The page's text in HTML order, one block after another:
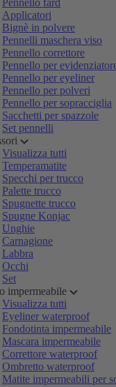
Pennello fard
Applicatori
Bignè in polvere
Pennelli maschera viso
Pennello correttore
Pennello per
Pennello per eyeliner
Pennello per polveri
Pennello per sopracciglia
Sacchetti per spazzole
Set pennelli
Visualizza tutti
Temperamatite
Specchi per trucco
Palette trucco
Spugnette trucco
Spugne Konjac
Unghie
Carnagione
Labbra
Occhi
Set
impermeabile
Visualizza tutti
Eyeliner waterproof
Fondotinta impermeabile
Mascara impermeabile
Correttore waterproof
Ombretto waterproof
Matite impermeabili per